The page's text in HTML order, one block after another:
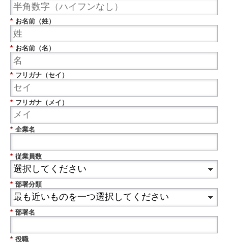
* お名前（姓）
* お名前（名）
* フリガナ（セイ）
* フリガナ（メイ）
* 企業名
* 従業員数
* 部署分類
* 部署名
* 役職